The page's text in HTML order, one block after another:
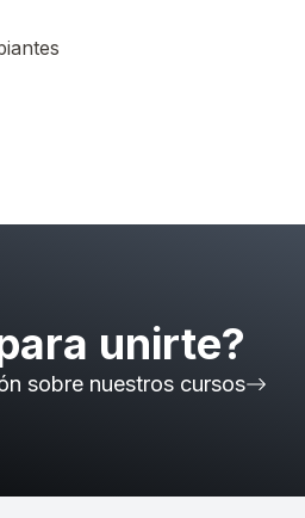
unirte?
sobre nuestros cursos